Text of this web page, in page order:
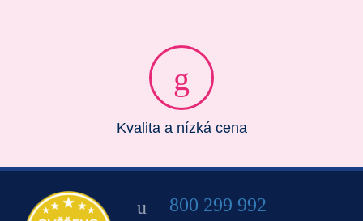
Kvalita a nízká cena
800 299 992